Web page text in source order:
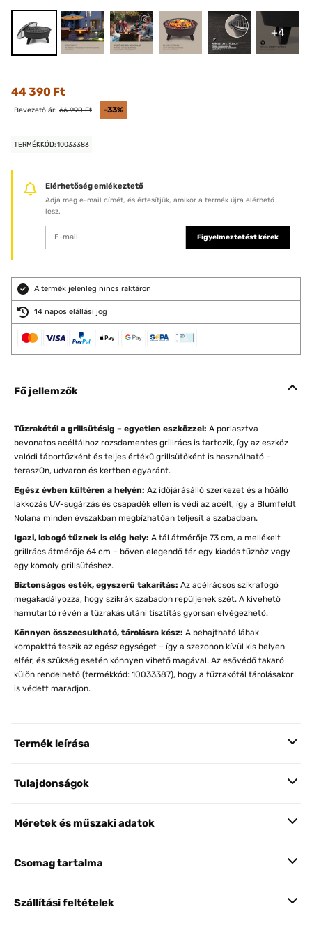
+4
44 390 Ft
Bevezető ár: 66 990 Ft -33%
TERMÉKKÓD: 10033383
Elérhetőség emlékeztető
Adja meg e-mail címét, és értesítjük, amikor a termék újra elérhető
lesz.
Figyelmeztetést kérek
A termék jelenleg nincs raktáron
14 napos elállási jog
Fő jellemzők
Tűzrakótól a grillsütésig – egyetlen eszközzel: A porlasztva
bevonatos acéltálhoz rozsdamentes grillrács is tartozik, így az eszköz
valódi tábortűzként és teljes értékű grillsütőként is használható –
teraszOn, udvaron és kertben egyaránt.
Egész évben kültéren a helyén: Az időjárásálló szerkezet és a hőálló
lakkozás UV-sugárzás és csapadék ellen is védi az acélt, így a Blumfeldt
Nolana minden évszakban megbízhatóan teljesít a szabadban.
Igazi, lobogó tűznek is elég hely: A tál átmérője 73 cm, a mellékelt
grillrács átmérője 64 cm – bőven elegendő tér egy kiadós tűzhöz vagy
egy komoly grillsütéshez.
Biztonságos esték, egyszerű takarítás: Az acélrácsos szikrafogó
megakadályozza, hogy szikrák szabadon repüljenek szét. A kivehető
hamutartó révén a tűzrakás utáni tisztítás gyorsan elvégezhető.
Könnyen összecsukható, tárolásra kész: A behajtható lábak
kompakttá teszik az egész egységet – így a szezonon kívül kis helyen
elfér, és szükség esetén könnyen vihető magával. Az esővédő takaró
külön rendelhető (termékkód: 10033387), hogy a tűzrakótál tárolásakor
is védett maradjon.
Termék leírása
Tulajdonságok
Méretek és műszaki adatok
Csomag tartalma
Szállítási feltételek